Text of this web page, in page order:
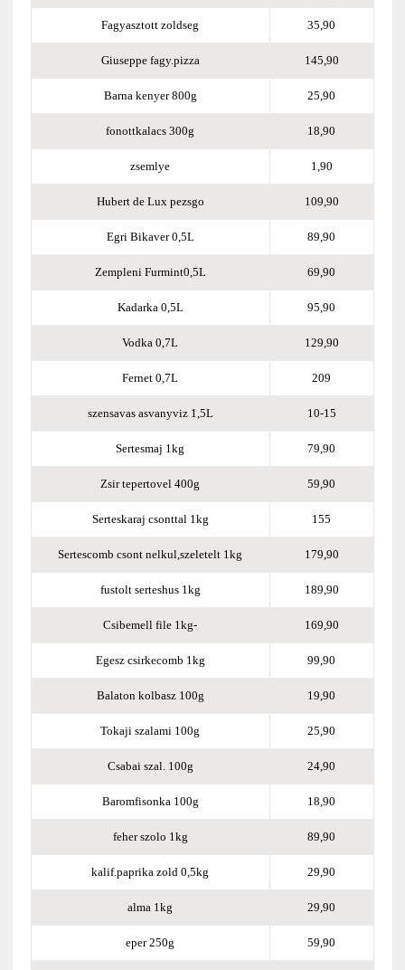
Fagyasztott zoldseg 35,90
Giuseppe fagy.pizza 145,90
Barna kenyer 800g 25,90
fonottkalacs 300g 18,90
zsemlye 1,90
Hubert de Lux pezsgo 109,90
Egri Bikaver 0,5L 89,90
Zempleni Furmint0,5L 69,90
Kadarka 0,5L 95,90
Vodka 0,7L 129,90
Fernet 0,7L 209
szensavas asvanyviz 1,5L 10-15
Sertesmaj 1kg 79,90
Zsir tepertovel 400g 59,90
Serteskaraj csonttal 1kg 155
Sertescomb csont nelkul,szeletelt 1kg 179,90
fustolt serteshus 1kg 189,90
Csibemell file 1kg- 169,90
Egesz csirkecomb 1kg 99,90
Balaton kolbasz 100g 19,90
Tokaji szalami 100g 25,90
Csabai szal. 100g 24,90
Baromfisonka 100g 18,90
feher szolo 1kg 89,90
kalif.paprika zold 0,5kg 29,90
alma 1kg 29,90
eper 250g 59,90